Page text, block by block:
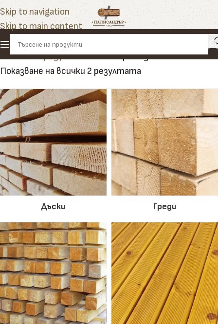
Skip to navigation
Skip to main content
Начало»Продукти»комбинирани дъски
Показване на всички 2 резултата
Дъски Греди